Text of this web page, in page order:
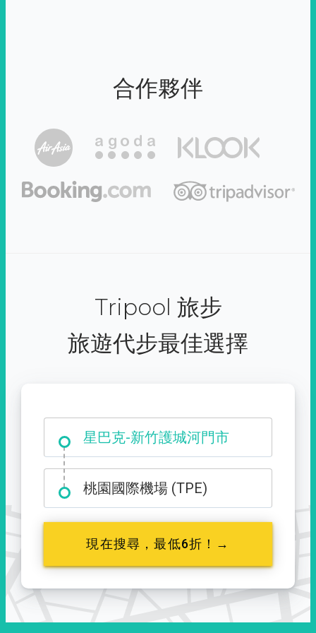
合作夥伴
Tripool 旅步
旅遊代步最佳選擇
大霸尖山登山口
桃園國際機場 (TPE)
現在搜尋，最低6折！→